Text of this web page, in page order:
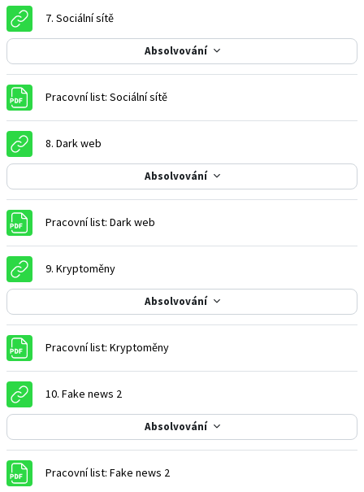
7. Sociální sítěURL
Absolvování
Pracovní list: Sociální sítě
8. Dark web
Absolvování
Pracovní list: Dark web
9. KryptoměnyURL
Absolvování
Pracovní list: Kryptoměny
10. Fake news 2
Absolvování
Pracovní list: Fake news 2